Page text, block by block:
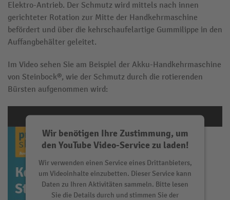
Elektro-Antrieb. Der Schmutz wird mittels nach innen
gerichteter Rotation zur Mitte der Handkehrmaschine
befördert und über die kehrschaufelartige Gummilippe in den
Auffangbehälter geleitet.
Im Video sehen Sie am Beispiel der Akku-Handkehrmaschine
von Steinbock®, wie der Schmutz durch die rotierenden
Bürsten aufgenommen wird:
Wir benötigen Ihre Zustimmung, um
den YouTube Video-Service zu laden!
Wir verwenden einen Service eines Drittanbieters,
um Videoinhalte einzubetten. Dieser Service kann
Daten zu Ihren Aktivitäten sammeln. Bitte lesen
Sie die Details durch und stimmen Sie der